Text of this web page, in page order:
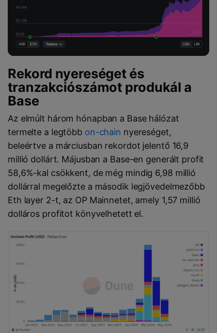
Rekord nyereséget és
tranzakciószámot produkál a
Base
Az elmúlt három hónapban a Base hálózat
termelte a legtöbb on-chain nyereséget,
beleértve a márciusban rekordot jelentő 16,9
millió dollárt. Májusban a Base-en generált profit
58,6%-kal csökkent, de még mindig 6,98 millió
dollárral megelőzte a második legjövedelmezőbb
Eth layer 2-t, az OP Mainnetet, amely 1,57 millió
dolláros profitot könyvelhetett el.